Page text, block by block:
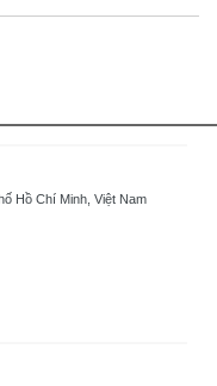
Hồ Chí Minh, Việt Nam